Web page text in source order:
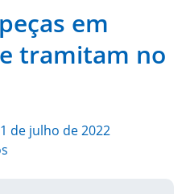
em
tramitam no
1 de julho de 2022